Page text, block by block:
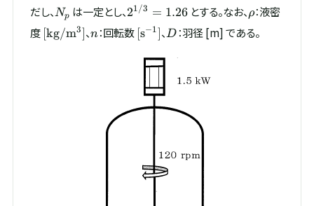
だし、 N_p
Np は一定とし、2^{1/3}
= 1.26
21/3 = 1.26 とする。なお、 \rho
ρ：液密
度 [\mathrm{kg/m^{3}}]
[kg/m3]、n
n：回転数 [\mathrm{s^{-1}}]
[s−1]、 D
D ：羽径 [m] である。